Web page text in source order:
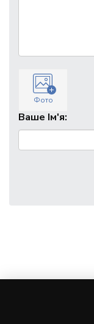
Фото
Ваше Ім'я: